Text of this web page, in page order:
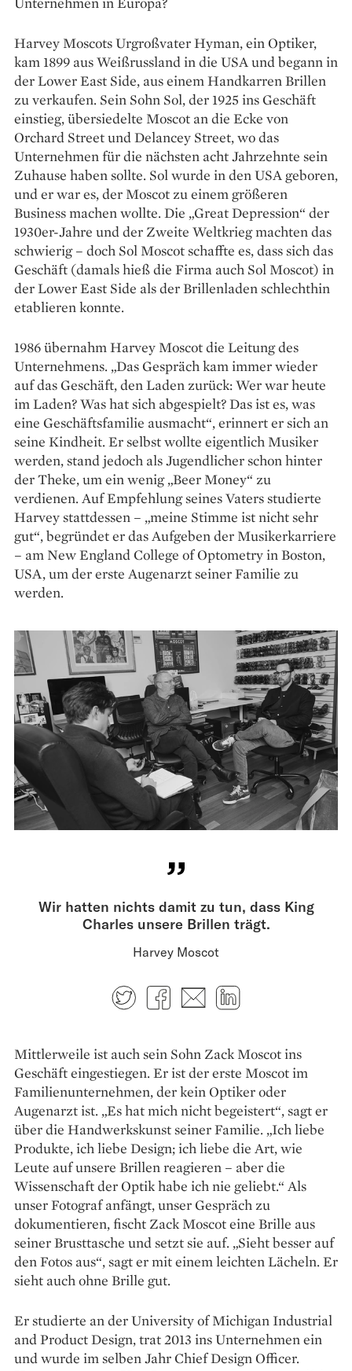
Harvey Moscots Urgroßvater Hyman, ein Optiker,
kam 1899 aus Weißrussland in die USA und begann in
der Lower East Side, aus einem Handkarren Brillen
zu verkaufen. Sein Sohn Sol, der 1925 ins Geschäft
einstieg, übersiedelte Moscot an die Ecke von
Orchard Street und Delancey Street, wo das
Unternehmen für die nächsten acht Jahrzehnte sein
Zuhause haben sollte. Sol wurde in den USA geboren,
und er war es, der ­Mos­cot zu einem größeren
Business machen wollte. Die „Great Depression“ der
1930er-Jahre und der Zweite Weltkrieg machten das
schwierig – doch Sol Moscot schaffte es, dass sich das
Geschäft (damals hieß die Firma auch Sol Moscot) in
der Lower East Side als der Brillenladen schlechthin
etablieren konnte.
1986 übernahm Harvey Moscot die Leitung des
Unternehmens. „Das Gespräch kam immer wieder
auf das Geschäft, den Laden zurück: Wer war heute
im Laden? Was hat sich abgespielt? Das ist es, was
eine Geschäftsfamilie ausmacht“, erinnert er sich an
seine Kindheit. Er selbst wollte eigentlich Musiker
werden, stand jedoch als Jugendlicher schon hinter
der Theke, um ein wenig „Beer Money“ zu
verdienen. Auf Empfehlung seines Vaters studierte
Harvey stattdessen – „meine Stimme ist nicht sehr
gut“, begründet er das Aufgeben der Musiker­karriere
– am New England College of Optometry in Boston,
USA, um der erste Augenarzt seiner Familie zu
werden.
Wir hatten nichts damit zu tun, dass King
Charles unsere Brillen trägt.
Harvey Moscot
TwitterFacebook
E-mail
Mittlerweile ist auch sein Sohn Zack Moscot ins
Geschäft eingestiegen. Er ist der erste Moscot im
Familienunternehmen, der kein Optiker oder
Augenarzt ist. „Es hat mich nicht begeistert“, sagt er
über die Handwerkskunst seiner Familie. „Ich liebe
Produkte, ich liebe Design; ich liebe die Art, wie
Leute auf unsere Brillen reagieren – aber die
Wissenschaft der Optik habe ich nie geliebt.“ Als
unser Fotograf anfängt, unser Gespräch zu
dokumentieren, fischt Zack Moscot eine Brille aus
seiner Brusttasche und setzt sie auf. „Sieht besser auf
den Fotos aus“, sagt er mit einem leichten Lächeln. Er
sieht auch ohne Brille gut.
Er studierte an der University of Michigan Indus­trial
and Product Design, trat 2013 ins Unternehmen ein
und wurde im selben Jahr Chief Design Officer.